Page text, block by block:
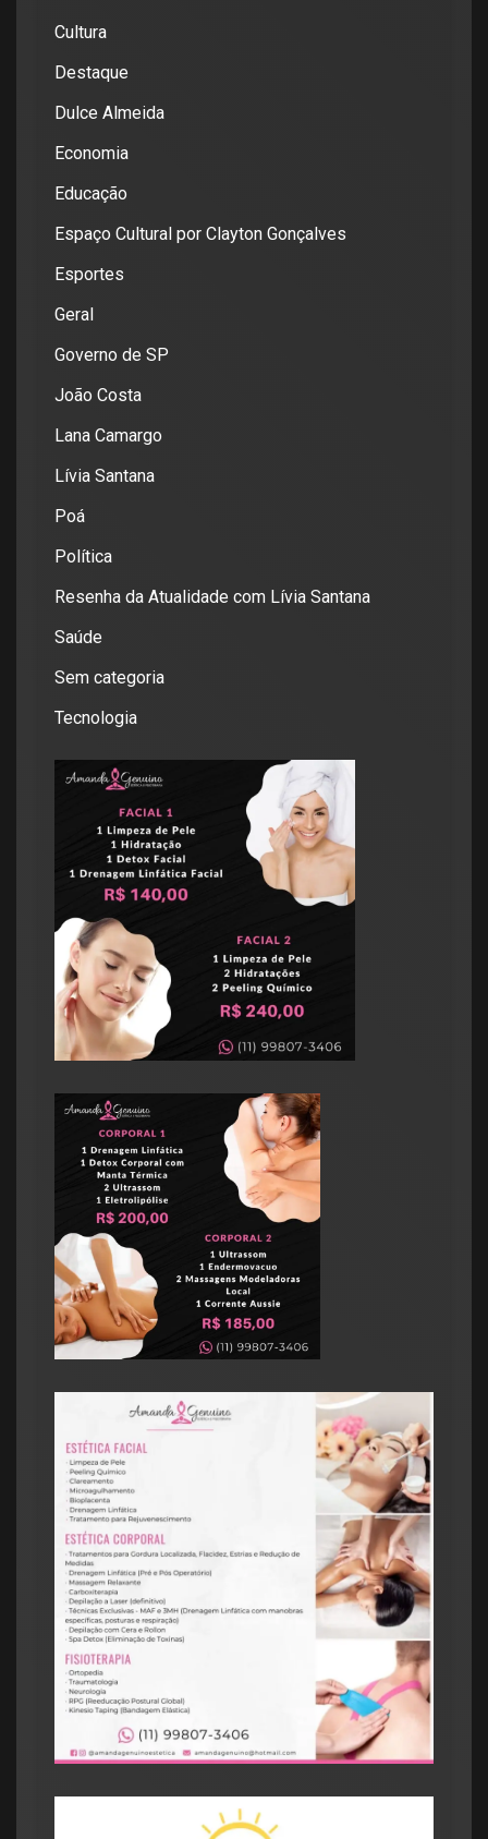
Cultura
Destaque
Dulce Almeida
Economia
Educação
Espaço Cultural por Clayton Gonçalves
Esportes
Geral
Governo de SP
João Costa
Lana Camargo
Lívia Santana
Poá
Política
Resenha da Atualidade com Lívia Santana
Saúde
Sem categoria
Tecnologia